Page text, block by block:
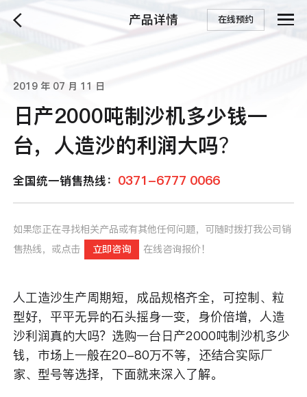
产品详情 在线预约
2019 年 07 月 11 日
日产2000吨制沙机多少钱一
台，人造沙的利润大吗？
全国统一销售热线： 0371-6777 0066
如果您正在寻找相关产品或有其他任何问题，可随时拨打我公司销
售热线，或点击
立即咨询 在线咨询报价！
人工造沙生产周期短，成品规格齐全，可控制、粒
型好，平平无异的石头摇身一变，身价倍增，人造
沙利润真的大吗？选购一台日产2000吨制沙机多少
钱，市场上一般在20-80万不等，还结合实际厂
家、型号等选择，下面就来深入了解。